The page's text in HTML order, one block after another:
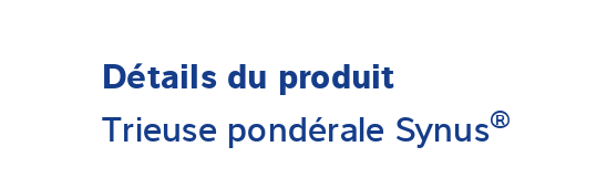
Détails du produit
Trieuse pondérale Synus®